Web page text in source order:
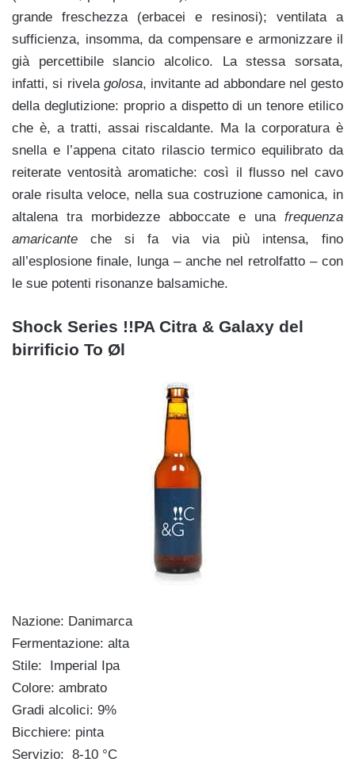
grande freschezza (erbacei e resinosi); ventilata a
sufficienza, insomma, da compensare e armonizzare il
già percettibile slancio alcolico. La stessa sorsata,
infatti, si rivela golosa, invitante ad abbondare nel gesto
della deglutizione: proprio a dispetto di un tenore etilico
che è, a tratti, assai riscaldante. Ma la corporatura è
snella e l’appena citato rilascio termico equilibrato da
reiterate ventosità aromatiche: così il flusso nel cavo
orale risulta veloce, nella sua costruzione camonica, in
altalena tra morbidezze abboccate e una frequenza
amaricante che si fa via via più intensa, fino
all’esplosione finale, lunga – anche nel retrolfatto – con
le sue potenti risonanze balsamiche.
Shock Series !!PA Citra & Galaxy del
birrificio To Øl
Nazione: Danimarca
Fermentazione: alta
Stile: Imperial Ipa
Colore: ambrato
Gradi alcolici: 9%
Bicchiere: pinta
Servizio: 8-10 °C